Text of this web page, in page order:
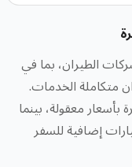
الطيران، بما في
متكاملة الخدمات.
معقولة، بينما
إضافية للسفر